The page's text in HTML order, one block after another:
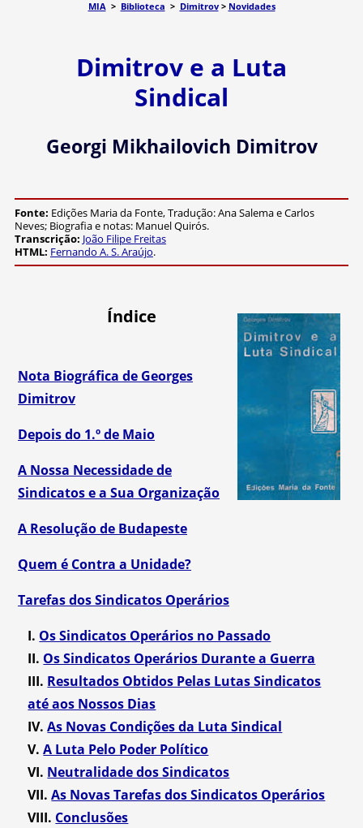
MIA> Biblioteca > Dimitrov> Novidades
Dimitrov e a Luta
Sindical
Georgi Mikhailovich Dimitrov
Fonte: Edições Maria da Fonte, Tradução: Ana Salema e Carlos
Neves; Biografia e notas: Manuel Quirós.
Transcrição: João Filipe Freitas
HTML: Fernando A. S. Araújo.
Índice
Nota Biográfica de Georges
Dimitrov
Depois do 1.º de Maio
A Nossa Necessidade de
Sindicatos e a Sua Organização
A Resolução de Budapeste
Quem é Contra a Unidade?
Tarefas dos Sindicatos Operários
I. Os Sindicatos Operários no Passado
II. Os Sindicatos Operários Durante a Guerra
III. Resultados Obtidos Pelas Lutas Sindicatos
até aos Nossos Dias
IV.As Novas Condições da Luta Sindical
V.A Luta Pelo Poder Político
VI. Neutralidade dos Sindicatos
VII.As Novas Tarefas dos Sindicatos Operários
VIII. Conclusões